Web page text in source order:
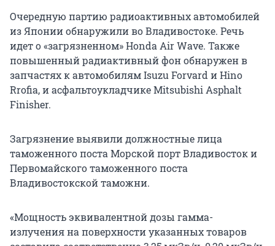
Очередную партию радиоактивных автомобилей
из Японии обнаружили во Владивостоке. Речь
идет о «загрязненном» Honda Air Wave. Также
повышенный радиактивный фон обнаружен в
запчастях к автомобилям Isuzu Forvard и Hino
Rrofia, и асфальтоукладчике Mitsubishi Asphalt
Finisher.
Загрязнение выявили должностные лица
таможенного поста Морской порт Владивосток и
Первомайского таможенного поста
Владивостокской таможни.
«Мощность эквивалентной дозы гамма-
излучения на поверхности указанных товаров